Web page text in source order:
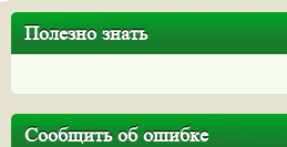
Полезно знать
Сообщить об ошибке